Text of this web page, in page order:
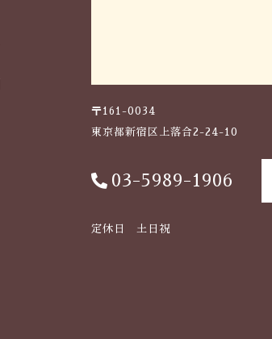
〒161-0034
東京都新宿区上落合2-24-10
03-5989-1906
定休日 土日祝